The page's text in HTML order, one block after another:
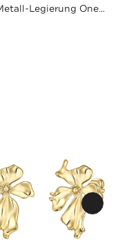
Kette Metall-Legierung OneColor